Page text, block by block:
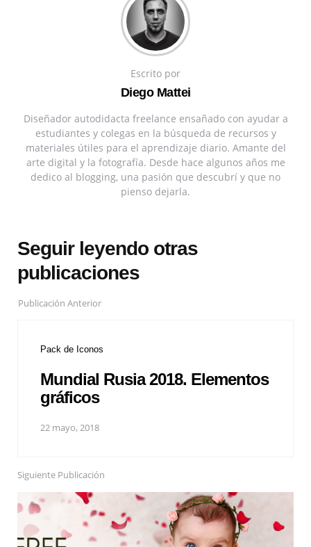
Escrito por
Diego Mattei
Diseñador autodidacta freelance ensañado con ayudar a
estudiantes y colegas en la búsqueda de recursos y
materiales útiles para el aprendizaje diario. Amante del
arte digital y la fotografía. Desde hace algunos años me
dedico al blogging, una pasión que descubrí y que no
pienso dejarla.
Seguir leyendo otras
publicaciones
Publicación Anterior
Pack de Iconos
Mundial Rusia 2018. Elementos
gráficos
22 mayo, 2018
Siguiente Publicación